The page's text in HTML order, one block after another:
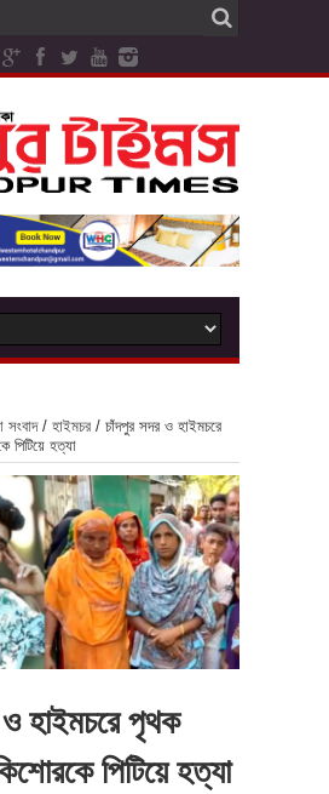
সংবাদ / হাইমচর / চাঁদপুর সদর ও হাইমচরে
পিটিয়ে হত্যা
হাইমচরে পৃথক
পিটিয়ে হত্যা